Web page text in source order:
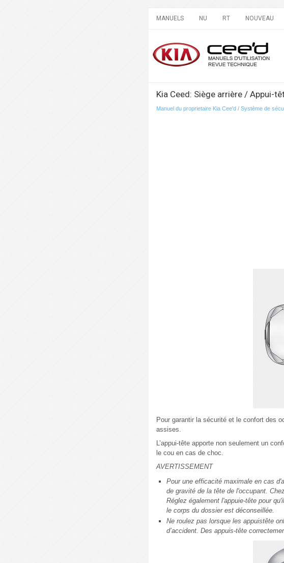
MANUELS NU RT NOUVEAU
Kia Ceed: Siège arrière / Appui-
Manuel du proprietaire Kia Cee'd / Système de
Pour garantir la sécurité et le confort des
assises.
L’appui-tête apporte non seulement un
le cou en cas de choc.
AVERTISSEMENT
Pour une efficacité maximale en cas
de gravité de la tête de l'occupant.
Réglez également l'appuie-tête pour
le corps du dossier est déconseillée.
Ne roulez pas lorsque les appuistête
d’accident. Des appuis-tête